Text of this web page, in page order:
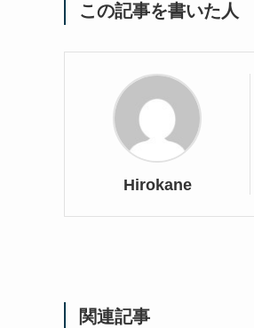
この記事を書いた人
Hirokane
関連記事